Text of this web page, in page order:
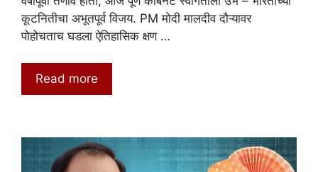
कूटनितीचा अभूतपूर्व विजय. PM मोदी मालदीव दौऱ्यावर
पोहोचताच घडला ऐतिहासिक क्षण …
Read more